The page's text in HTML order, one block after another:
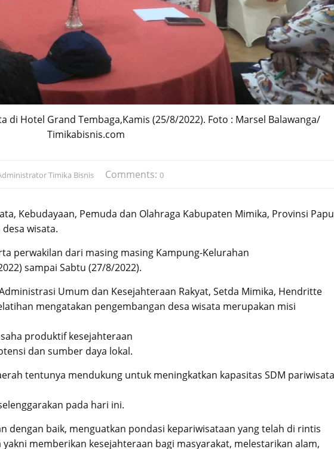
di Hotel Grand Tembaga,Kamis (25/8/2022). Foto : Marsel Balawanga/
Timikabisnis.com
Timika Bisnis Comments: 0
Kebudayaan, Pemuda dan Olahraga Kabupaten Mimika, Provinsi
wisata.
perwakilan dari masing masing Kampung-Kelurahan
sampai Sabtu (27/8/2022).
Umum dan Kesejahteraan Rakyat, Setda Mimika, Hendritte
mengatakan pengembangan desa wisata merupakan misi
produktif kesejahteraan
dan sumber daya lokal.
tentunya mendukung untuk meningkatkan kapasitas SDM pariwisata
pada hari ini.
dengan baik, menguatkan pondasi kepariwisataan yang telah di rintis
memberikan kesejahteraan bagi masyarakat, melestarikan alam,